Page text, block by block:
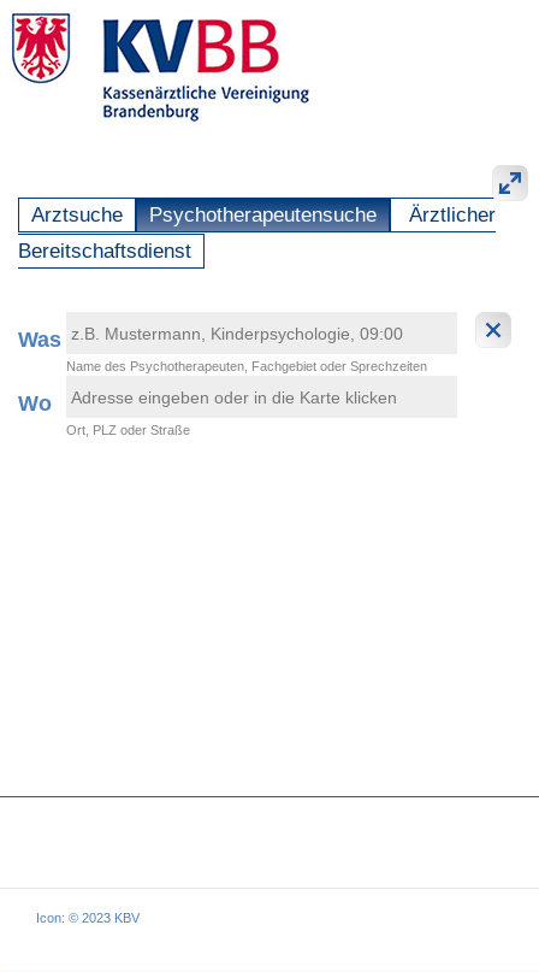
Arztsuche Psychotherapeutensuche
Ärztlicher
Bereitschaftsdienst
Was
Name des Psychotherapeuten, Fachgebiet oder Sprechzeiten
Wo
Ort, PLZ oder Straße
Icon: © 2023 KBV